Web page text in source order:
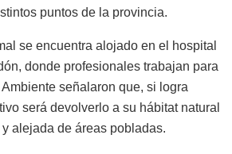
puntos de la provincia.
se encuentra alojado en el hospital
donde profesionales trabajan para
señalaron que, si logra
será devolverlo a su hábitat natural
alejada de áreas pobladas.